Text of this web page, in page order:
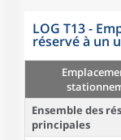
LOG T13 -
réservé à un
Ensemble des
principales